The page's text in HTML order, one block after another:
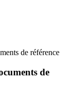
de référence
de